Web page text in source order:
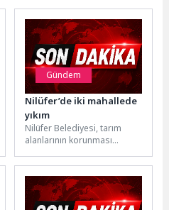
Gündem
Nilüfer’de iki mahallede
yıkım
Nilüfer Belediyesi, tarım
alanlarının korunması
çalışmalar kapsamında,
Tahtalı ve Ürünlü
mahallelerinde toplam 2...